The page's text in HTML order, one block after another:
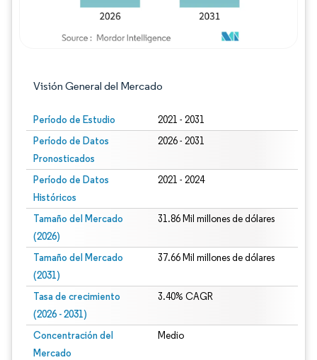
Visión General del Mercado
Período de Estudio 2021 - 2031
Período de Datos
Pronosticados
2026 - 2031
Período de Datos
Históricos
2021 - 2024
Tamaño del Mercado
(2026)
31.86 Mil millones de dólares
Tamaño del Mercado
(2031)
37.66 Mil millones de dólares
Tasa de crecimiento
(2026 - 2031)
3.40% CAGR
Concentración del
Mercado
Medio